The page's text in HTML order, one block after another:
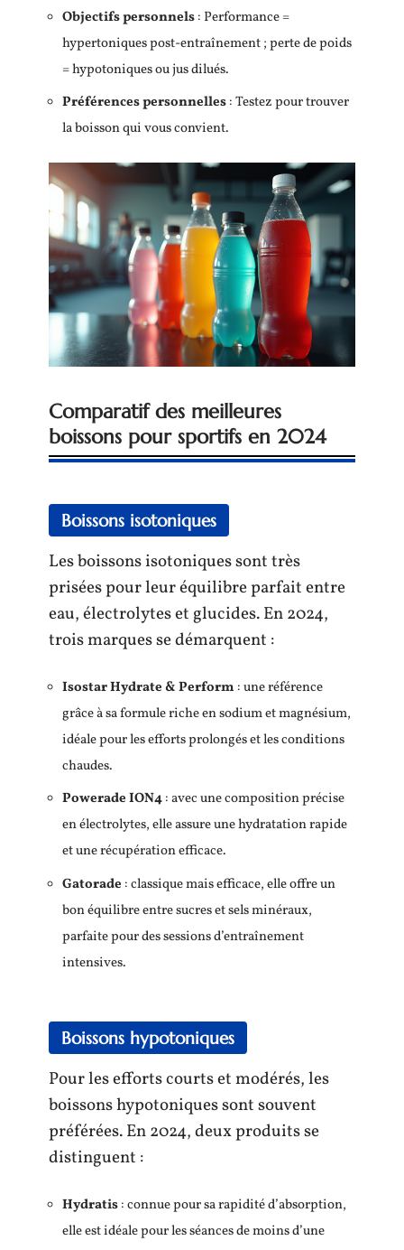
Objectifs personnels: Performance =
hypertoniques post-entraînement ; perte de poids
= hypotoniques ou jus dilués.
Préférences personnelles: Testez pour trouver
la boisson qui vous convient.
Comparatif des meilleures
boissons pour sportifs en 2024
Boissons isotoniques
Les boissons isotoniques sont très
prisées pour leur équilibre parfait entre
eau, électrolytes et glucides. En 2024,
trois marques se démarquent :
Isostar Hydrate & Perform : une référence
grâce à sa formule riche en sodium et magnésium,
idéale pour les efforts prolongés et les conditions
chaudes.
Powerade ION4: avec une composition précise
en électrolytes, elle assure une hydratation rapide
et une récupération efficace.
Gatorade : classique mais efficace, elle offre un
bon équilibre entre sucres et sels minéraux,
parfaite pour des sessions d’entraînement
intensives.
Boissons hypotoniques
Pour les efforts courts et modérés, les
boissons hypotoniques sont souvent
préférées. En 2024, deux produits se
distinguent :
Hydratis: connue pour sa rapidité d’absorption,
elle est idéale pour les séances de moins d’une